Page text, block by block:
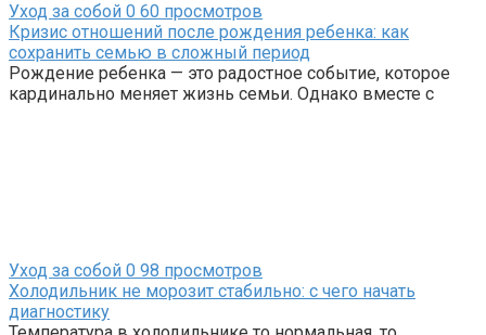
Уход за собой 0 60 просмотров
Кризис отношений после рождения ребенка: как
сохранить семью в сложный период
Рождение ребенка — это радостное событие, которое
кардинально меняет жизнь семьи. Однако вместе с
Уход за собой 0 98 просмотров
Холодильник не морозит стабильно: с чего начать
диагностику